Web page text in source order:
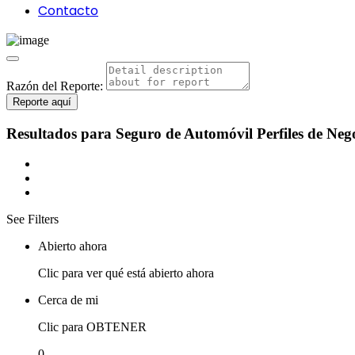
Contacto
Razón del Reporte:
Reporte aquí
Resultados para Seguro de Automóvil Perfiles de
See Filters
Abierto ahora
Clic para ver qué está abierto ahora
Cerca de mi
Clic para OBTENER